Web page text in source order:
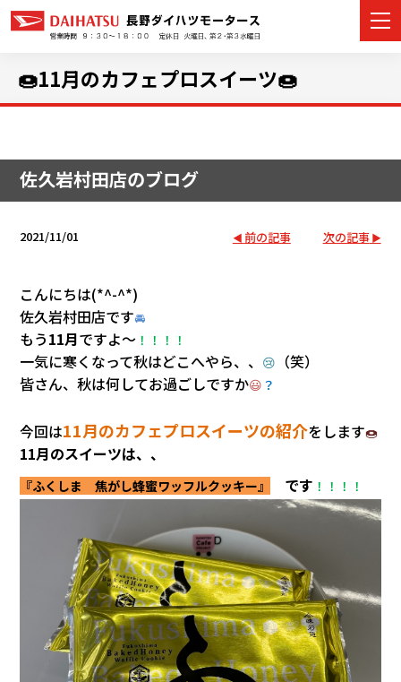
店舗情報
アフターサポート
リコ
🍩11月のカフェプロスイーツ🍩
佐久岩村田店のブログ
2021/11/01 前の記事 次の記事
こんにちは(*^-^*)
佐久岩村田店です🚘
もう11月ですよ～ ！！！！
一気に寒くなって秋はどこへやら、、 😢 （笑）
皆さん、秋は何してお過ごしですか😃 ？
今回は11月のカフェプロスイーツの紹介をします🍩
11月のスイーツは、、
『ふくしま 焦がし蜂蜜ワッフルクッキー』 です ！！！！